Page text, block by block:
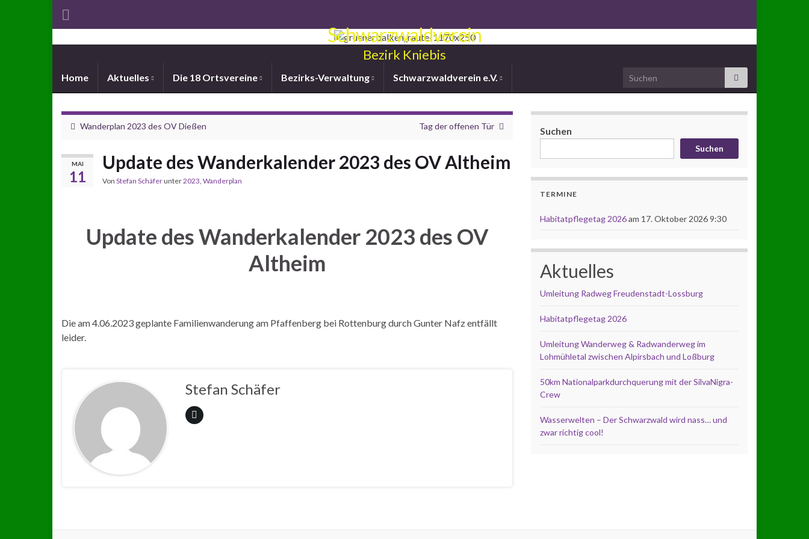
Schwarzwaldverein
Bezirk Kniebis
Home Aktuelles Die 18 Ortsvereine Bezirks-Verwaltung Schwarzwaldverein e.V. Search for:
Wanderplan 2023 des OV Dießen Tag der offenen Tür
MAI
11
Update des Wanderkalender 2023 des OV Altheim
Von Stefan Schäferunter2023, Wanderplan
Update des Wanderkalender 2023 des OV
Altheim
Die am 4.06.2023 geplante Familienwanderung am Pfaffenberg bei Rottenburg durch Gunter Nafz entfällt
leider.
Stefan Schäfer
Suchen
Suchen
TERMINE
Habitatpflegetag 2026am 17. Oktober 2026 9:30
Aktuelles
Umleitung Radweg Freudenstadt-Lossburg
Habitatpflegetag 2026
Umleitung Wanderweg & Radwanderweg im
Lohmühletal zwischen Alpirsbach und Loßburg
50km Nationalparkdurchquerung mit der SilvaNigra-
Crew
Wasserwelten – Der Schwarzwald wird nass… und
zwar richtig cool!